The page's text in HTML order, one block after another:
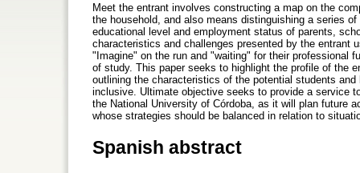
Meet the entrant involves constructing a map on the
the household, and also means distinguishing a series
educational level and employment status of parents,
characteristics and challenges presented by the entrant
"Imagine" on the run and "waiting" for their professional
of study. This paper seeks to highlight the profile of the
outlining the characteristics of the potential students
inclusive. Ultimate objective seeks to provide a service
the National University of Córdoba, as it will plan future
whose strategies should be balanced in relation to
Spanish abstract